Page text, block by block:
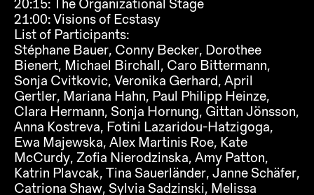
20:15: The Organizational Stage
21:00: Visions of Ecstasy
List of Participants:
Stéphane Bauer, Conny Becker, Dorothee
Bienert, Michael Birchall, Caro Bittermann,
Sonja Cvitkovic, Veronika Gerhard, April
Gertler, Mariana Hahn, Paul Philipp Heinze,
Clara Hermann, Sonja Hornung, Gittan Jönsson,
Anna Kostreva, Fotini Lazaridou-Hatzigoga,
Ewa Majewska, Alex Martinis Roe, Kate
McCurdy, Zofia Nierodzinska, Amy Patton,
Katrin Plavcak, Tina Sauerländer, Janne Schäfer,
Catriona Shaw, Sylvia Sadzinski, Melissa